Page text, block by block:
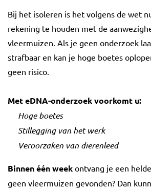
Bij het isoleren is het volgens de wet
rekening te houden met de
vleermuizen. Als je geen onderzoek
strafbaar en kan je hoge boetes
geen risico.
Met eDNA-onderzoek voorkomt u:
Hoge boetes
Stillegging van het werk
Veroorzaken van dierenleed
Binnen één week ontvang je een
geen vleermuizen gevonden? Dan